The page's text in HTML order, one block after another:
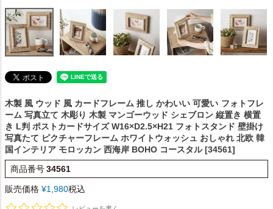
木製 風 ウッド 風 カードフレーム 推し かわいい 可愛い フォトフレ
ーム 写真立て 木彫り 木製 マンゴーウッド シェブロン 縦置き 横置
き L判 ポストカードサイズ W16×D2.5×H21 フォトスタンド 壁掛け
写真たて ピクチャーフレーム ホワイトウォッシュ おしゃれ 北欧 韓
国インテリア モロッカン 西海岸 BOHO コースタル [34561]
商品番号34561
販売価格 ¥1,980税込